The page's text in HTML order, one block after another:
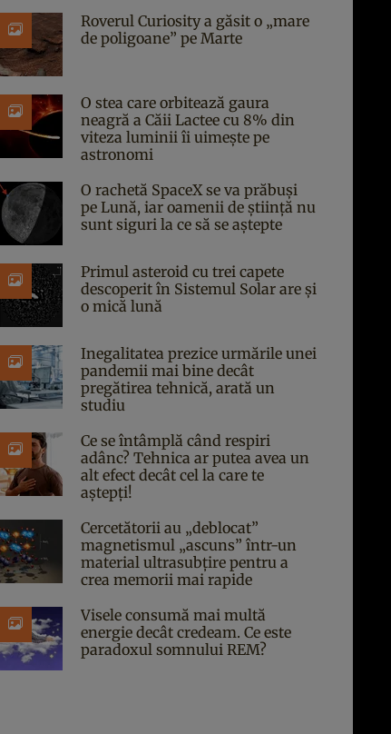
Roverul Curiosity a găsit o „mare
de poligoane” pe Marte
O stea care orbitează gaura
neagră a Căii Lactee cu 8% din
viteza luminii îi uimește pe
astronomi
O rachetă SpaceX se va prăbuși
pe Lună, iar oamenii de știință nu
sunt siguri la ce să se aștepte
Primul asteroid cu trei capete
descoperit în Sistemul Solar are și
o mică lună
Inegalitatea prezice urmările unei
pandemii mai bine decât
pregătirea tehnică, arată un
studiu
Ce se întâmplă când respiri
adânc? Tehnica ar putea avea un
alt efect decât cel la care te
aștepți!
Cercetătorii au „deblocat”
magnetismul „ascuns” într-un
material ultrasubțire pentru a
crea memorii mai rapide
Visele consumă mai multă
energie decât credeam. Ce este
paradoxul somnului REM?